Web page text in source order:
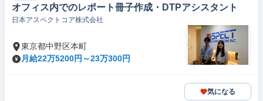
オフィス内でのレポート冊子作成・DTPアシスタント
日本アスペクトコア株式会社
東京都中野区本町
月給22万5200円～23万300円
気になる